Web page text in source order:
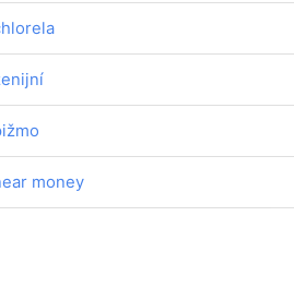
money